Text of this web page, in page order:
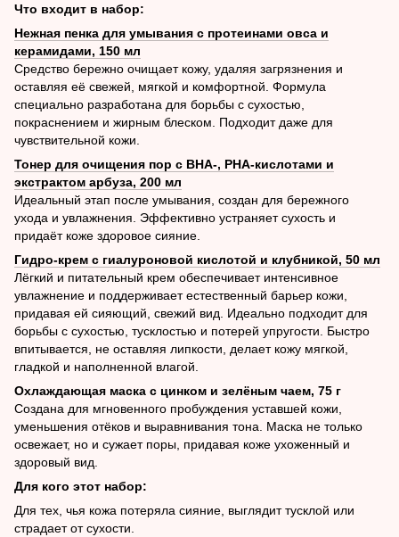
Что входит в набор:
Нежная пенка для умывания с протеинами овса и
керамидами, 150 мл
Средство бережно очищает кожу, удаляя загрязнения и
оставляя её свежей, мягкой и комфортной. Формула
специально разработана для борьбы с сухостью,
покраснением и жирным блеском. Подходит даже для
чувствительной кожи.
Тонер для очищения пор с BHA-, PHA-кислотами и
экстрактом арбуза, 200 мл
Идеальный этап после умывания, создан для бережного
ухода и увлажнения. Эффективно устраняет сухость и
придаёт коже здоровое сияние.
Гидро-крем с гиалуроновой кислотой и клубникой, 50 мл
Лёгкий и питательный крем обеспечивает интенсивное
увлажнение и поддерживает естественный барьер кожи,
придавая ей сияющий, свежий вид. Идеально подходит для
борьбы с сухостью, тусклостью и потерей упругости. Быстро
впитывается, не оставляя липкости, делает кожу мягкой,
гладкой и наполненной влагой.
Охлаждающая маска с цинком и зелёным чаем, 75 г
Создана для мгновенного пробуждения уставшей кожи,
уменьшения отёков и выравнивания тона. Маска не только
освежает, но и сужает поры, придавая коже ухоженный и
здоровый вид.
Для кого этот набор:
Для тех, чья кожа потеряла сияние, выглядит тусклой или
страдает от сухости.